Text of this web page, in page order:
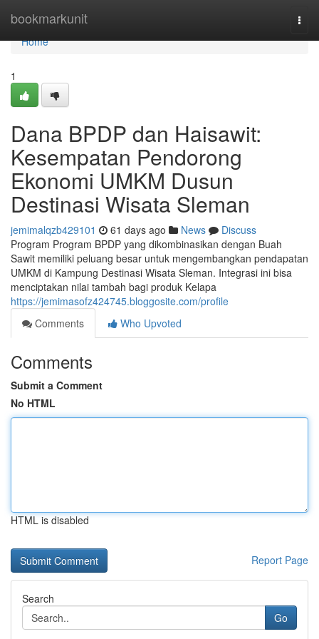
bookmarkunit
Home
Home
1
Dana BPDP dan Haisawit:
Kesempatan Pendorong
Ekonomi UMKM Dusun
Destinasi Wisata Sleman
jemimalqzb429101 61 days ago News
Discuss
Program Program BPDP yang dikombinasikan dengan Buah
Sawit memiliki peluang besar untuk mengembangkan pendapatan
UMKM di Kampung Destinasi Wisata Sleman. Integrasi ini bisa
menciptakan nilai tambah bagi produk Kelapa
https://jemimasofz424745.bloggosite.com/profile
Comments
Who Upvoted
Comments
Submit a Comment
No HTML
HTML is disabled
Report Page
Search
Go